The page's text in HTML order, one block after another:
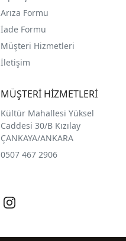
Arıza Formu
İade Formu
Müşteri Hizmetleri
İletişim
MÜŞTERİ HİZMETLERİ
Kültür Mahallesi Yüksel
Caddesi 30/B Kızılay
ÇANKAYA/ANKARA
0507 467 2906